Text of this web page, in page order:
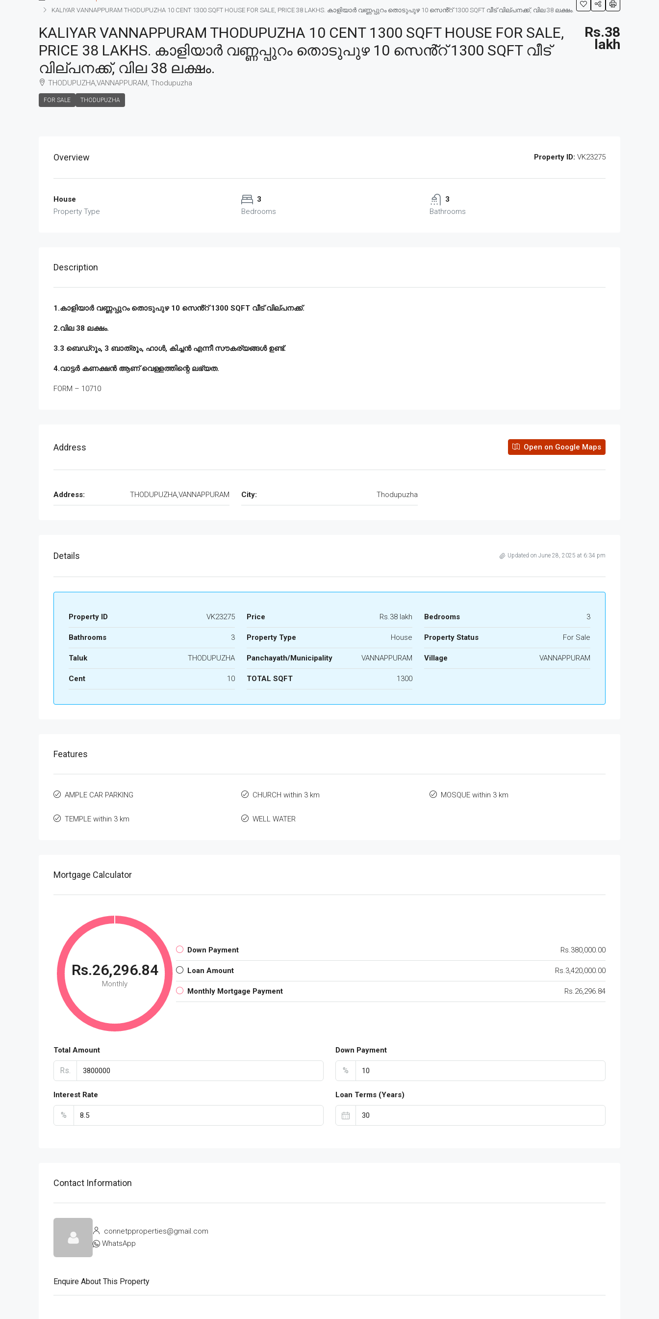
KALIYAR VANNAPPURAM THODUPUZHA 10 CENT 1300 SQFT HOUSE FOR SALE, PRICE 38 LAKHS. കാളിയാർ വണ്ണപ്പുറം തൊടുപുഴ 10 സെൻ്റ് 1300 SQFT വീട് വില്പനക്ക്, വില 38 ലക്ഷം.
KALIYAR VANNAPPURAM THODUPUZHA 10 CENT 1300 SQFT HOUSE FOR SALE,
PRICE 38 LAKHS. കാളിയാർ വണ്ണപ്പുറം തൊടുപുഴ 10 സെൻ്റ് 1300 SQFT വീട്
വില്പനക്ക്, വില 38 ലക്ഷം.
THODUPUZHA,VANNAPPURAM, Thodupuzha
FOR SALE THODUPUZHA
Rs.38
lakh
Overview Property ID: VK23275
House
Property Type
3
Bedrooms
3
Bathrooms
Description
1.കാളിയാർ വണ്ണപ്പുറം തൊടുപുഴ 10 സെൻ്റ് 1300 SQFT വീട് വില്പനക്ക്.
2.വില 38 ലക്ഷം.
3.3 ബെഡ്‌റൂം, 3 ബാത്രൂം, ഹാൾ, കിച്ചൻ എന്നീ സൗകര്യങ്ങൾ ഉണ്ട്‌.
4.വാട്ടർ കണക്ഷൻ ആണ് വെള്ളത്തിന്റെ ലഭ്യത.
FORM – 10710
Address Open on Google Maps
Address: THODUPUZHA,VANNAPPURAM City: Thodupuzha
Details Updated on June 28, 2025 at 6:34 pm
Property ID VK23275 Price Rs.38 lakh Bedrooms 3
Bathrooms 3 Property Type House Property Status For Sale
Taluk THODUPUZHA Panchayath/Municipality VANNAPPURAM Village VANNAPPURAM
Cent 10 TOTAL SQFT 1300
Features
AMPLE CAR PARKING CHURCH within 3 km MOSQUE within 3 km
TEMPLE within 3 km WELL WATER
Mortgage Calculator
Rs.26,296.84
Monthly
Down Payment Rs.380,000.00
Loan Amount Rs.3,420,000.00
Monthly Mortgage Payment Rs.26,296.84
Total Amount
Rs.
Down Payment
%
Interest Rate
%
Loan Terms (Years)
Contact Information
connetpproperties@gmail.com
WhatsApp
Enquire About This Property